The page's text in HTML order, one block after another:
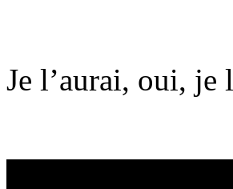
Je l’aurai, oui, je